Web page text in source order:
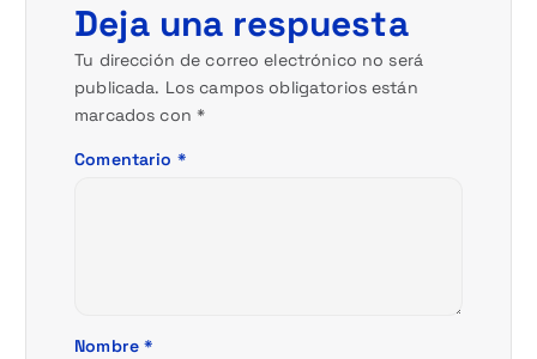
Deja una respuesta
Tu dirección de correo electrónico no será
publicada. Los campos obligatorios están
marcados con *
Comentario *
Nombre*